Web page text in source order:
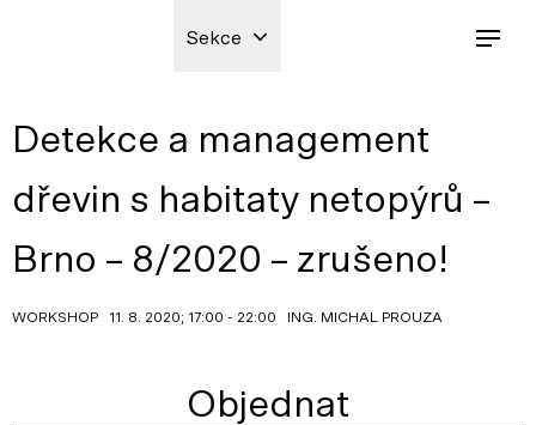
Sekce
Detekce a management
dřevin s habitaty netopýrů –
Brno – 8/2020 – zrušeno!
WORKSHOP 11. 8. 2020; 17:00 - 22:00 ING. MICHAL PROUZA
Objednat